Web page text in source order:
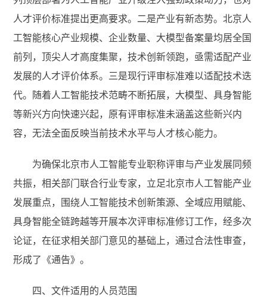
人才评价标准提出更高要求。二是产业有新态势。北京人
工智能核心产业规模、企业数量、大模型备案量均居全国
前列，顶尖人才高度集聚，技术创新领跑，亟需适配产业
发展的人才评价体系。三是现行评审标准难以适配技术迭
代。随着人工智能技术范畴不断拓展，大模型、具身智能
等新兴方向快速兴起，原有评审标准未涵盖这些新兴内
容，无法全面反映当前技术水平与人才核心能力。
为确保北京市人工智能专业职称评审与产业发展同频
共振，相关部门联合行业专家，立足北京市人工智能产业
发展重点，围绕人工智能技术创新策源、全域应用赋能、
具身智能全链跨越等开展本次评审标准修订工作，经多次
论证，在征求相关部门意见的基础上，通过合法性审查，
形成了《通告》。
四、文件适用的人员范围